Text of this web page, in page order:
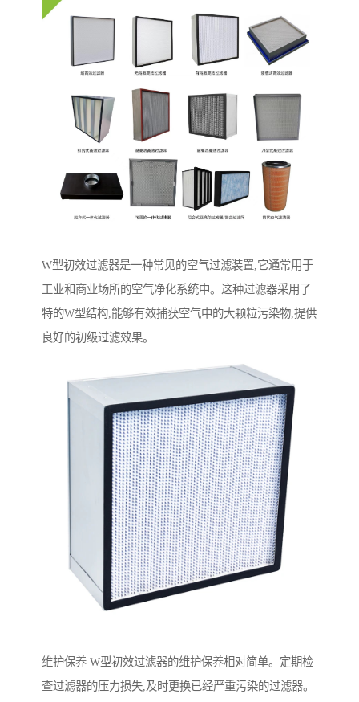
W型初效过滤器是一种常见的空气过滤装置,它通常用于
工业和商业场所的空气净化系统中。这种过滤器采用了
特的W型结构,能够有效捕获空气中的大颗粒污染物,提供
良好的初级过滤效果。
维护保养 W型初效过滤器的维护保养相对简单。定期检
查过滤器的压力损失,及时更换已经严重污染的过滤器。